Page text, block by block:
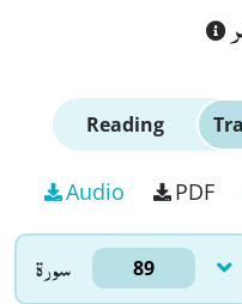
Reading
Audio PDF
سورۃ 89